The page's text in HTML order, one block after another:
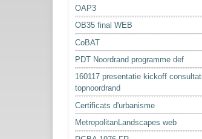
OAP3
OB35 final WEB
CoBAT
PDT Noordrand programme def
160117 presentatie kickoff
topnoordrand
Certificats d'urbanisme
MetropolitanLandscapes web